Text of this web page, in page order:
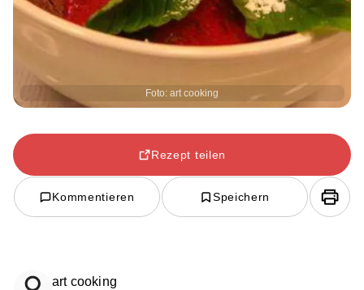
Foto: art cooking
Rezept teilen
Kommentieren Speichern
art cooking